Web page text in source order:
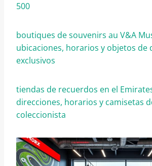
500
boutiques de souvenirs au V&A
ubicaciones, horarios y objetos de
exclusivos
tiendas de recuerdos en el
direcciones, horarios y camisetas
coleccionista